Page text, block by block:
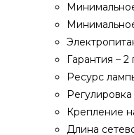
Гарантия – 2
Ресурс
Крепление
Длина